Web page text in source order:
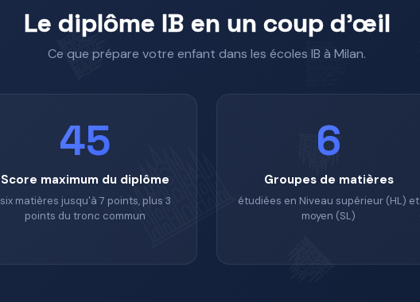
Le diplôme IB en un coup d'œil
Ce que prépare votre enfant dans les écoles IB à Milan.
45
Score maximum du diplôme
six matières jusqu'à 7 points, plus 3
points du tronc commun
6
Groupes de matières
étudiées en Niveau supérieur (HL) et
moyen (SL)